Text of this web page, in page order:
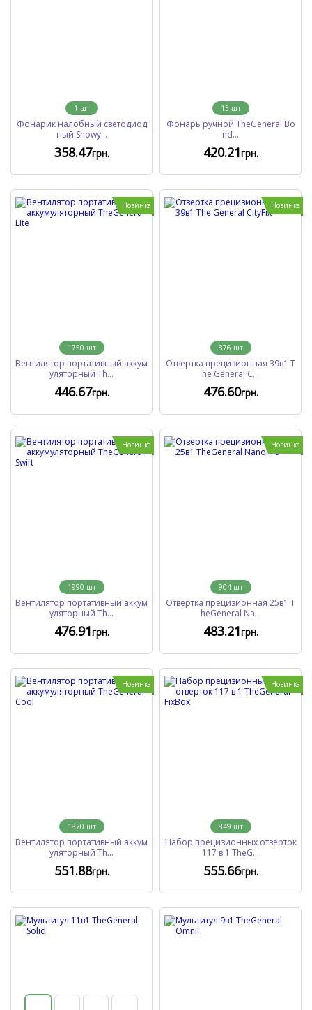
1 шт
Фонарик налобный светодиод
ный Showy...
358.47грн.
13 шт
Фонарь ручной TheGeneral Bo
nd...
420.21грн.
Новинка
1750 шт
Вентилятор портативный аккум
уляторный Th...
446.67грн.
Новинка
876 шт
Отвертка прецизионная 39в1 T
he General C...
476.60грн.
Новинка
1990 шт
Вентилятор портативный аккум
уляторный Th...
476.91грн.
Новинка
904 шт
Отвертка прецизионная 25в1 T
heGeneral Na...
483.21грн.
Новинка
1820 шт
Вентилятор портативный аккум
уляторный Th...
551.88грн.
Новинка
849 шт
Набор прецизионных отверток
117 в 1 TheG...
555.66грн.